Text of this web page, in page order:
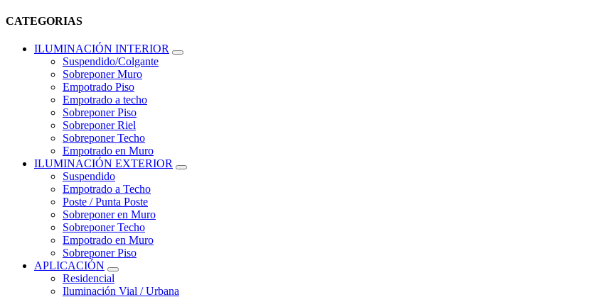
CATEGORIAS
ILUMINACIÓN INTERIOR
Suspendido/Colgante
Sobreponer Muro
Empotrado Piso
Empotrado a techo
Sobreponer Piso
Sobreponer Riel
Sobreponer Techo
Empotrado en Muro
ILUMINACIÓN EXTERIOR
Suspendido
Empotrado a Techo
Poste / Punta Poste
Sobreponer en Muro
Sobreponer Techo
Empotrado en Muro
Sobreponer Piso
APLICACIÓN
Residencial
Iluminación Vial / Urbana